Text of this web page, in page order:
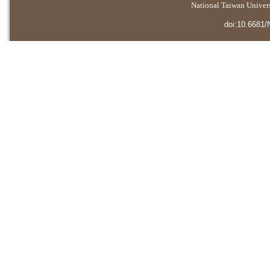
National Taiwan
doi:10.6681/